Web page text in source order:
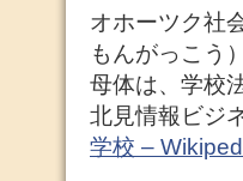
オホーツク社
もんがっこう
母体は、学校
北見情報ビジ
学校 –